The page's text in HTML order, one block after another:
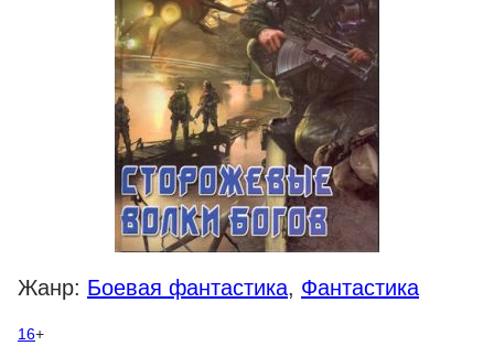
Жанр: Боевая фантастика, Фантастика
16+